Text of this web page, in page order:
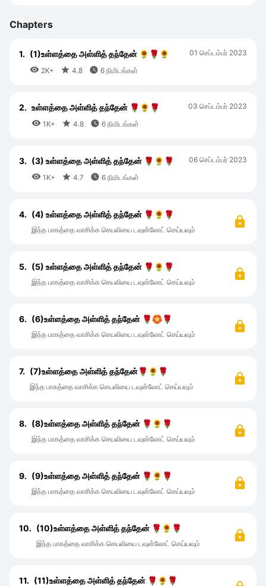
Chapters
1. (1)உள்ளத்தை அள்ளித் தந்தேன் 🌻🌹🌻
 2K+  4.8  6 நிமிடங்கள்
01 செப்டம்பர் 2023
2. உள்ளத்தை அள்ளித் தந்தேன் 🌹🌻🌹
 1K+  4.8  6 நிமிடங்கள்
03 செப்டம்பர் 2023
3. (3) உள்ளத்தை அள்ளித் தந்தேன் 🌹🌻🌹
 1K+  4.7  6 நிமிடங்கள்
06 செப்டம்பர் 2023
4. (4) உள்ளத்தை அள்ளித் தந்தேன் 🌹🌻🌹
இந்த பாகத்தை வாசிக்க செயலியை டவுன்லோட் செய்யவும்
5. (5) உள்ளத்தை அள்ளித் தந்தேன் 🌹🌻🌹
இந்த பாகத்தை வாசிக்க செயலியை டவுன்லோட் செய்யவும்
6. (6)உள்ளத்தை அள்ளித் தந்தேன் 🌹🏵🌹
இந்த பாகத்தை வாசிக்க செயலியை டவுன்லோட் செய்யவும்
7. (7)உள்ளத்தை அள்ளித் தந்தேன்🌹🌻🌹
இந்த பாகத்தை வாசிக்க செயலியை டவுன்லோட் செய்யவும்
8. (8)உள்ளத்தை அள்ளித் தந்தேன் 🌹🌻🌹
இந்த பாகத்தை வாசிக்க செயலியை டவுன்லோட் செய்யவும்
9. (9)உள்ளத்தை அள்ளித் தந்தேன் 🌹🌻🌹
இந்த பாகத்தை வாசிக்க செயலியை டவுன்லோட் செய்யவும்
10. (10)உள்ளத்தை அள்ளித் தந்தேன் 🌹🌻🌹
இந்த பாகத்தை வாசிக்க செயலியை டவுன்லோட் செய்யவும்
11. (11)உள்ளத்தை அள்ளித் தந்தேன் 🌹🌻🌹